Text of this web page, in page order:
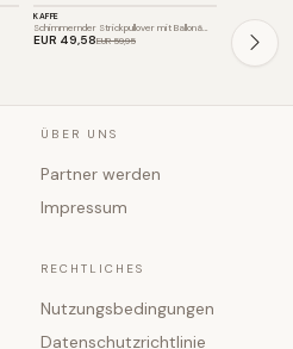
SALE
KAFFE
Schimmernder Strickpullover mit Ballonä…
EUR 49,58EUR 59,95
SALE
EUR 79
ÜBER UNS
Partner werden
Impressum
RECHTLICHES
Nutzungsbedingungen
Datenschutzrichtlinie